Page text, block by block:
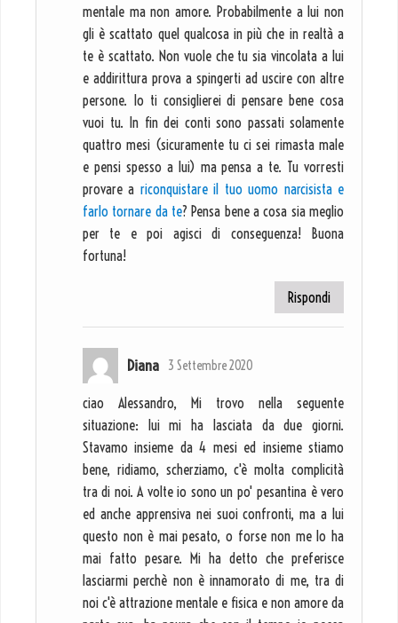
mentale ma non amore. Probabilmente a lui non
gli è scattato quel qualcosa in più che in realtà a
te è scattato. Non vuole che tu sia vincolata a lui
e addirittura prova a spingerti ad uscire con altre
persone. Io ti consiglierei di pensare bene cosa
vuoi tu. In fin dei conti sono passati solamente
quattro mesi (sicuramente tu ci sei rimasta male
e pensi spesso a lui) ma pensa a te. Tu vorresti
provare a riconquistare il tuo uomo narcisista e
farlo tornare da te? Pensa bene a cosa sia meglio
per te e poi agisci di conseguenza! Buona
fortuna!
Rispondi
Diana 3 Settembre 2020
ciao Alessandro, Mi trovo nella seguente
situazione: lui mi ha lasciata da due giorni.
Stavamo insieme da 4 mesi ed insieme stiamo
bene, ridiamo, scherziamo, c'è molta complicità
tra di noi. A volte io sono un po' pesantina è vero
ed anche apprensiva nei suoi confronti, ma a lui
questo non è mai pesato, o forse non me lo ha
mai fatto pesare. Mi ha detto che preferisce
lasciarmi perchè non è innamorato di me, tra di
noi c'è attrazione mentale e fisica e non amore da